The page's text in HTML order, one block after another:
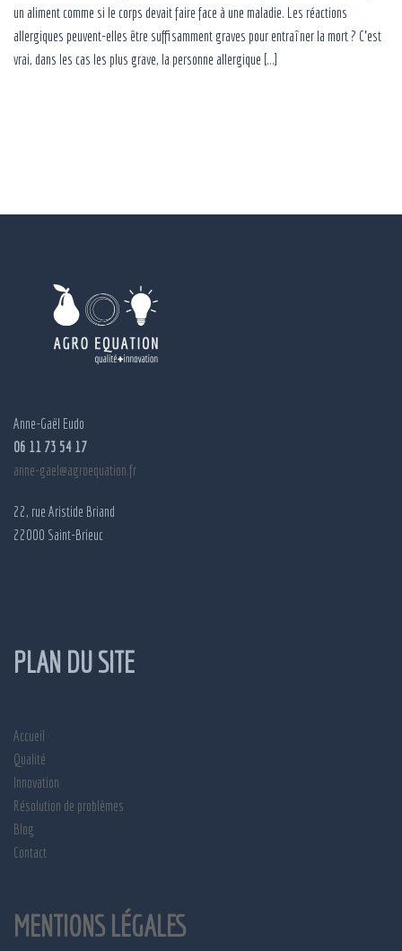
un aliment comme si le corps devait faire face à une maladie. Les réactions
allergiques peuvent-elles être suffisamment graves pour entraîner la mort ? C’est
vrai, dans les cas les plus grave, la personne allergique […]
Anne-Gaël Eudo
06 11 73 54 17
anne-gael@agroequation.fr
22, rue Aristide Briand
22000 Saint-Brieuc
PLAN DU SITE
Accueil
Qualité
Innovation
Résolution de problèmes
Blog
Contact
MENTIONS LÉGALES